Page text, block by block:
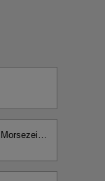
Stellmotoren der Klimaanlage machen Geräusche / Morsezeichen